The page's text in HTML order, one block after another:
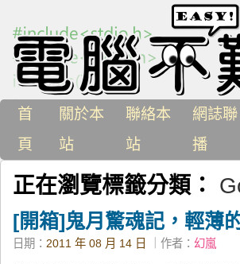
首
頁
關於本
站
聯絡本
站
網誌聯
播
正在瀏覽標籤分類：
[開箱]鬼月驚魂記，輕薄
日期： 2011 年 08 月 14 日 ｜作者： 幻嵐